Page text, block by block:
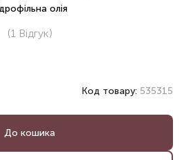
олія
(1Відгук)
Код товару: 535315
До кошика